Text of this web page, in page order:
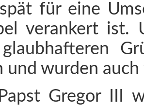
für eine
verankert ist.
und wurden auch
Gregor III